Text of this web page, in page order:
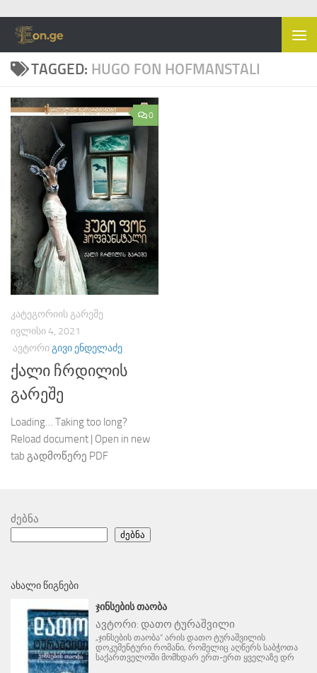
Skip to content
TAGGED: HUGO FON HOFMANSTALI
0
ᲙᲐᲢᲔᲒᲝᲠᲘᲘᲡ ᲒᲐᲠᲔᲨᲔ
ᲘᲕᲚᲘᲡᲘ 4, 2021
ᲐᲕᲢᲝᲠᲘᲒᲘᲕᲘ ᲔᲜᲓᲔᲚᲐᲫᲔ
ქალი ჩრდილის
გარეშე
Loading… Taking too long?
Reload document | Open in new
tab გადმოწერე PDF
ძებნა
ძებნა
ᲐᲮᲐᲚᲘ ᲬᲘᲒᲜᲔᲑᲘ
ᲯᲘᲜᲡᲔᲑᲘᲡ ᲗᲐᲝᲑᲐ
ავტორი: დათო ტურაშვილი
„ჯინსების თაობა“ არის დათო ტურაშვილის
დოკუმენტური რომანი, რომელიც აღწერს საბჭოთა
საქართველოში მომხდარ ერთ-ერთ ყველაზე დრ